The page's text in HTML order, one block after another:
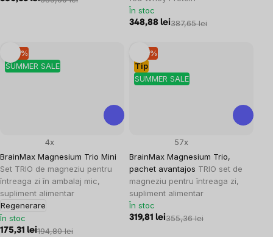
În stoc
348,88 lei387,65 lei
SUMMER SALE
–10 %
BrainMax Magnesium Trio Mini
Set TRIO de magneziu pentru
întreaga zi în ambalaj mic,
supliment alimentar
Regenerare
4x
În stoc
175,31 lei194,80 lei
Tip
SUMMER SALE
–10 %
BrainMax Magnesium Trio,
pachet avantajos TRIO set de
magneziu pentru întreaga zi,
supliment alimentar
57x
În stoc
319,81 lei355,36 lei